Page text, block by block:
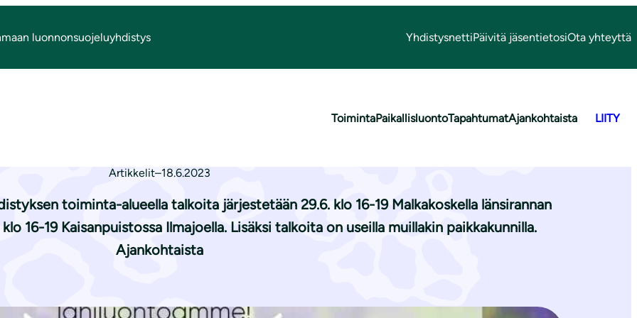
luonnonsuojeluyhdistys YhdistysnettiPäivitä jäsentietosiOta yhteyttä
ToimintaPaikallisluontoTapahtumatAjankohtaista LIITY
vie­ras­la­ji­tal­koi­siin!
ELYn vie­ras­la­ji­tal­koi­siin!
Artikkelit–18.6.2023
toiminta-alueella talkoita järjestetään 29.6. klo 16-19 Malkakoskella länsirannan
16-19 Kaisanpuistossa Ilmajoella. Lisäksi talkoita on useilla muillakin paikkakunnilla.
Ajankohtaista